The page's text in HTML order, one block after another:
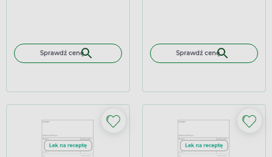
Sprawdź cenę Sprawdź cenę